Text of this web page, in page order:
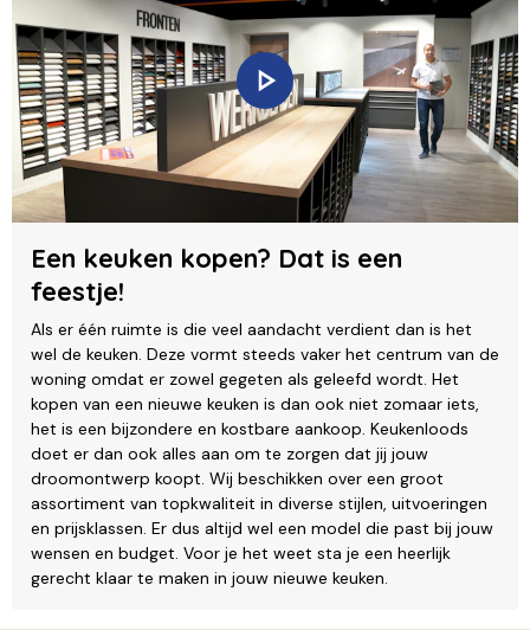
Een keuken kopen? Dat is een
feestje!
Als er één ruimte is die veel aandacht verdient dan is het
wel de keuken. Deze vormt steeds vaker het centrum van de
woning omdat er zowel gegeten als geleefd wordt. Het
kopen van een nieuwe keuken is dan ook niet zomaar iets,
het is een bijzondere en kostbare aankoop. Keukenloods
doet er dan ook alles aan om te zorgen dat jij jouw
droomontwerp koopt. Wij beschikken over een groot
assortiment van topkwaliteit in diverse stijlen, uitvoeringen
en prijsklassen. Er dus altijd wel een model die past bij jouw
wensen en budget. Voor je het weet sta je een heerlijk
gerecht klaar te maken in jouw nieuwe keuken.